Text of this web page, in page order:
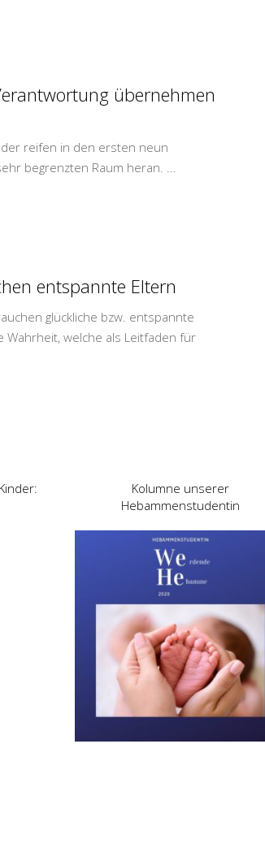
übernehmen
reifen in den ersten neun
begrenzten Raum heran. ...
entspannte Eltern
glückliche bzw. entspannte
Wahrheit, welche als Leitfaden für
Kolumne unserer
Hebammenstudentin